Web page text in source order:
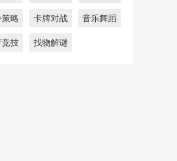
略 卡牌对战 音乐舞蹈
竞技 找物解谜